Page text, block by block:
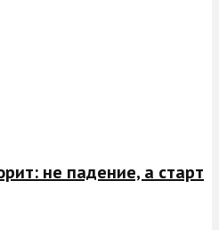
не падение, а старт